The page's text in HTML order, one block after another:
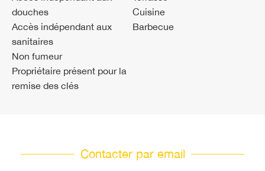
douches
Accès indépendant aux
sanitaires
Non fumeur
Propriétaire présent pour la
remise des clés
Cuisine
Barbecue
Contacter par email